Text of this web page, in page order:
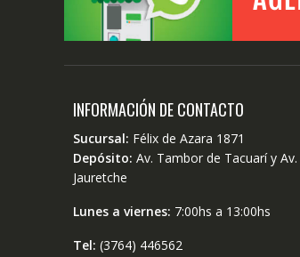
INFORMACIÓN DE CONTACTO
Sucursal: Félix de Azara 1871
Depósito: Av. Tambor de Tacuarí y Av.
Jauretche
Lunes a viernes: 7:00hs a 13:00hs
Tel: (3764) 446562